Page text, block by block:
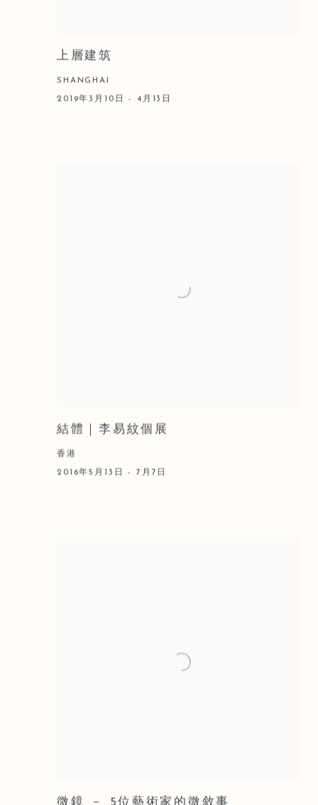
上層建筑
SHANGHAI
2019年3月10日 - 4月13日
結體｜李易紋個展
香港
2016年5月13日 - 7月7日
微鏡 － 5位藝術家的微敘事